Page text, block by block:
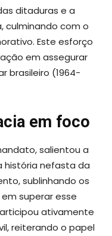
ditaduras e a
culminando com o
Este esforço
em assegurar
brasileiro (1964-
em foco
salientou a
história nefasta da
sublinhando os
superar esse
ativamente
reiterando o papel